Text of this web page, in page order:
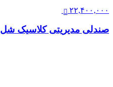
۲۲,۴۰۰,۰۰۰
صندلی مدیریتی کلاسیک شل